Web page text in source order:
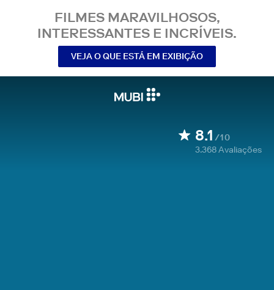
FILMES MARAVILHOSOS,
INTERESSANTES E INCRÍVEIS.
VEJA O QUE ESTÁ EM EXIBIÇÃO
8.1 /10
3.368Avaliações